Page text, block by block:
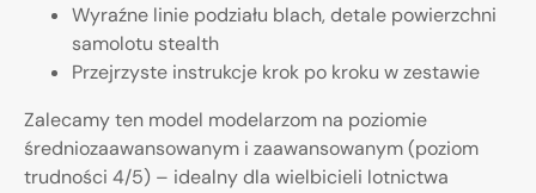
Wyraźne linie podziału blach, detale powierzchni
samolotu stealth
Przejrzyste instrukcje krok po kroku w zestawie
Zalecamy ten model modelarzom na poziomie
średniozaawansowanym i zaawansowanym (poziom
trudności 4/5) – idealny dla wielbicieli lotnictwa